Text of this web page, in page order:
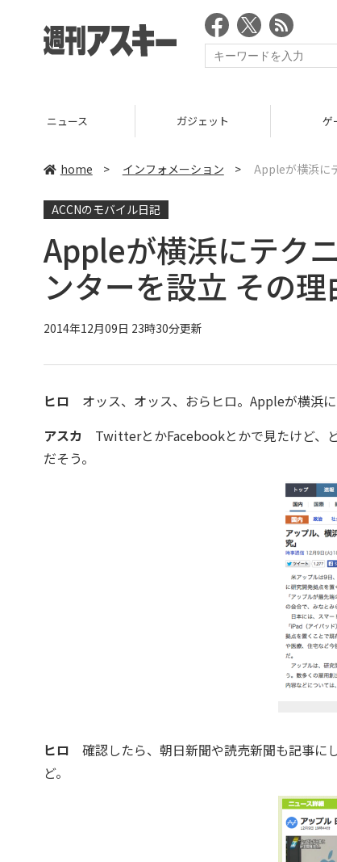
ニュース ガジェット ゲ
home > インフォメーション > Appleが横浜に
ACCNのモバイル日記
Appleが横浜にテク
ンターを設立 その理
2014年12月09日 23時30分更新
ヒロ オッス、オッス、おらヒロ。Appleが横浜
アスカ TwitterとかFacebookとかで見たけど、
だそう。
ヒロ 確認したら、朝日新聞や読売新聞も記事に
ど。